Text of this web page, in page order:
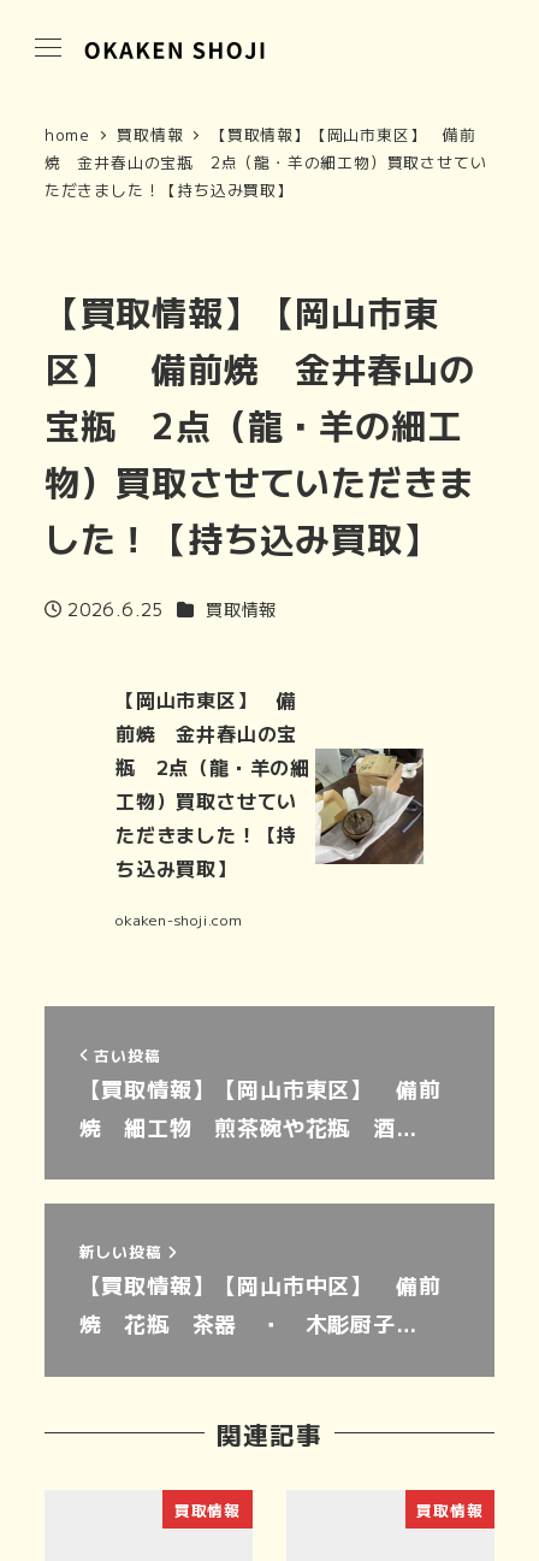
home 買取情報
【買取情報】【岡山市東区】 備前
焼 金井春山の宝瓶 2点（龍・羊の細工物）買取させてい
ただきました！【持ち込み買取】
【買取情報】【岡山市東
区】 備前焼 金井春山の
宝瓶 2点（龍・羊の細工
物）買取させていただきま
した！【持ち込み買取】
投稿日
2026.6.25 カテゴリー
買取情報
【岡山市東区】 備
前焼 金井春山の宝
瓶 2点（龍・羊の細
工物）買取させてい
ただきました！【持
ち込み買取】
okaken-shoji.com
古い投稿
【買取情報】【岡山市東区】 備前
焼 細工物 煎茶碗や花瓶 酒…
新しい投稿
【買取情報】【岡山市中区】 備前
焼 花瓶 茶器 ・ 木彫厨子…
関連記事
買取情報 買取情報